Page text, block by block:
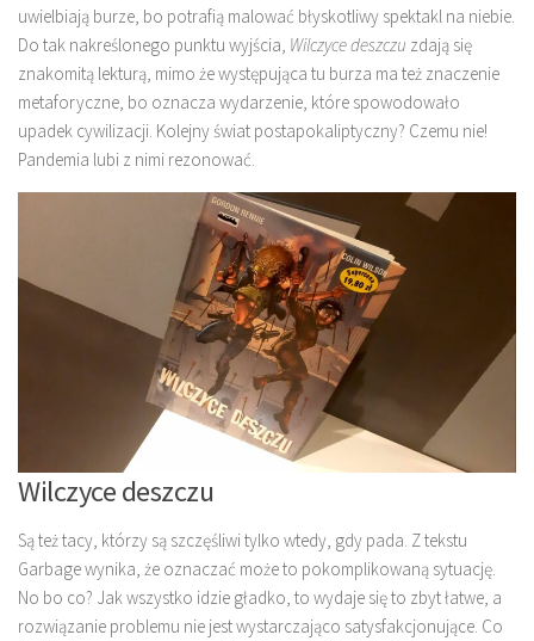
uwielbiają burze, bo potrafią malować błyskotliwy spektakl na niebie.
Do tak nakreślonego punktu wyjścia, Wilczyce deszczu zdają się
znakomitą lekturą, mimo że występująca tu burza ma też znaczenie
metaforyczne, bo oznacza wydarzenie, które spowodowało
upadek cywilizacji. Kolejny świat postapokaliptyczny? Czemu nie!
Pandemia lubi z nimi rezonować.
Wilczyce deszczu
Są też tacy, którzy są szczęśliwi tylko wtedy, gdy pada. Z tekstu
Garbage wynika, że oznaczać może to pokomplikowaną sytuację.
No bo co? Jak wszystko idzie gładko, to wydaje się to zbyt łatwe, a
rozwiązanie problemu nie jest wystarczająco satysfakcjonujące. Co